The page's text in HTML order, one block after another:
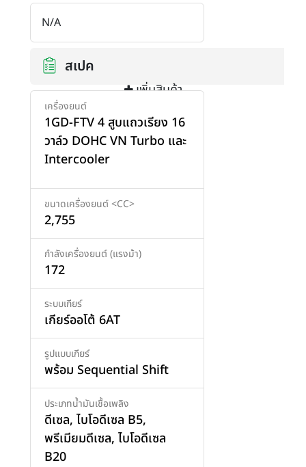
เพิ่มสินค้า
N/A
สเปค
เครื่องยนต์
1GD-FTV 4 สูบแถวเรียง 16
วาล์ว DOHC VN Turbo และ
Intercooler
ขนาดเครื่องยนต์ <CC>
2,755
กำลังเครื่องยนต์ (แรงม้า)
172
ระบบเกียร์
เกียร์ออโต้ 6AT
รูปแบบเกียร์
พร้อม Sequential Shift
ประเภทน้ำมันเชื้อเพลิง
ดีเซล, ไบโอดีเซล B5,
พรีเมียมดีเซล, ไบโอดีเซล
B20